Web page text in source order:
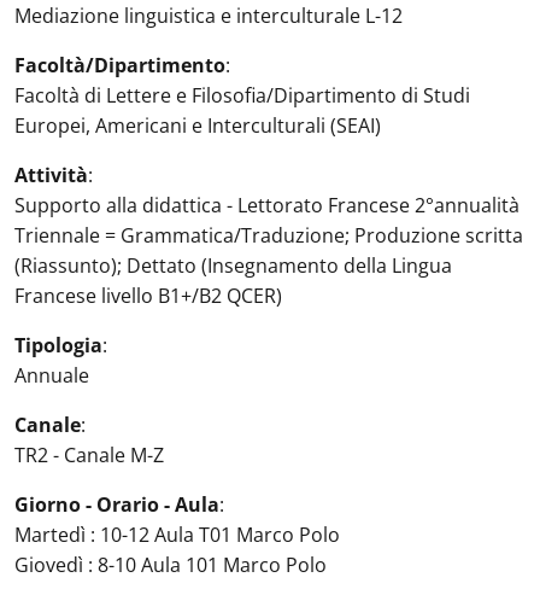
Mediazione linguistica e interculturale L-12
Facoltà/Dipartimento:
Facoltà di Lettere e Filosofia/Dipartimento di Studi
Europei, Americani e Interculturali (SEAI)
Attività:
Supporto alla didattica - Lettorato Francese 2°annualità
Triennale = Grammatica/Traduzione; Produzione scritta
(Riassunto); Dettato (Insegnamento della Lingua
Francese livello B1+/B2 QCER)
Tipologia:
Annuale
Canale:
TR2 - Canale M-Z
Giorno - Orario - Aula:
Martedì : 10-12 Aula T01 Marco Polo
Giovedì : 8-10 Aula 101 Marco Polo